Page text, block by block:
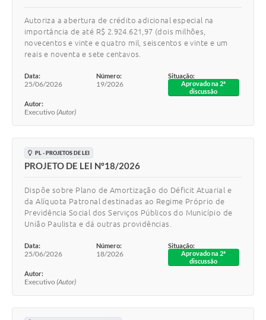
Autoriza a abertura de crédito adicional especial na
importância de até R$ 2.924.621,97 (dois milhões,
novecentos e vinte e quatro mil, seiscentos e vinte e um
reais e noventa e sete centavos.
Data:
25/06/2026
Número:
19/2026
Situação:
Aprovado na 2ª
discussão
Autor:
Executivo (Autor)
PL - PROJETOS DE LEI
PROJETO DE LEI Nº18/2026
Dispõe sobre Plano de Amortização do Déficit Atuarial e
da Alíquota Patronal destinadas ao Regime Próprio de
Previdência Social dos Serviços Públicos do Município de
União Paulista e dá outras providências.
Data:
25/06/2026
Número:
18/2026
Situação:
Aprovado na 2ª
discussão
Autor:
Executivo (Autor)